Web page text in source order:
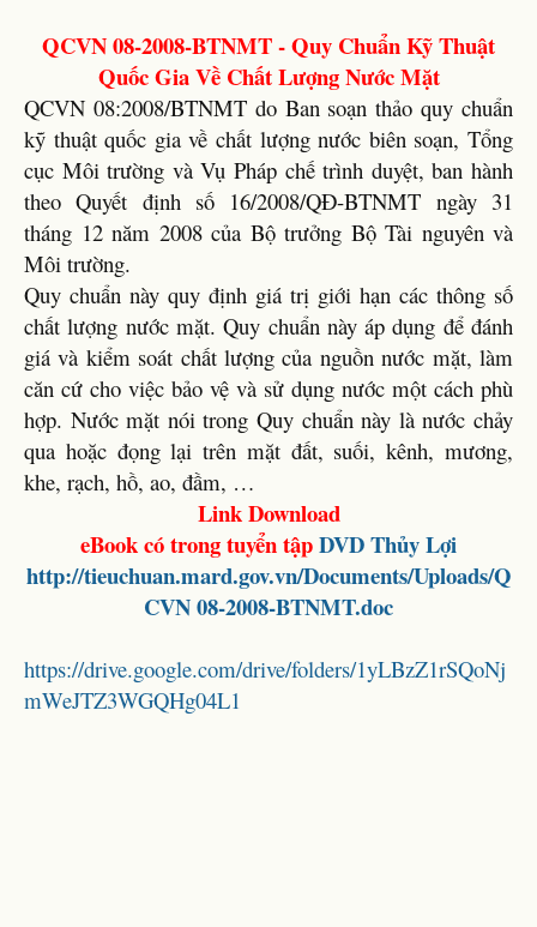
QCVN 08-2008-BTNMT - Quy Chuẩn Kỹ Thuật
Quốc Gia Về Chất Lượng Nước Mặt
QCVN 08:2008/BTNMT do Ban soạn thảo quy chuẩn
kỹ thuật quốc gia về chất lượng nước biên soạn, Tổng
cục Môi trường và Vụ Pháp chế trình duyệt, ban hành
theo Quyết định số 16/2008/QĐ-BTNMT ngày 31
tháng 12 năm 2008 của Bộ trưởng Bộ Tài nguyên và
Môi trường.
Quy chuẩn này quy định giá trị giới hạn các thông số
chất lượng nước mặt. Quy chuẩn này áp dụng để đánh
giá và kiểm soát chất lượng của nguồn nước mặt, làm
căn cứ cho việc bảo vệ và sử dụng nước một cách phù
hợp. Nước mặt nói trong Quy chuẩn này là nước chảy
qua hoặc đọng lại trên mặt đất, suối, kênh, mương,
khe, rạch, hồ, ao, đầm, …
Link Download
eBook có trong tuyển tậpDVD Thủy Lợi
http://tieuchuan.mard.gov.vn/Documents/Uploads/Q
CVN 08-2008-BTNMT.doc
https://drive.google.com/drive/folders/1yLBzZ1rSQoNj
mWeJTZ3WGQHg04L1